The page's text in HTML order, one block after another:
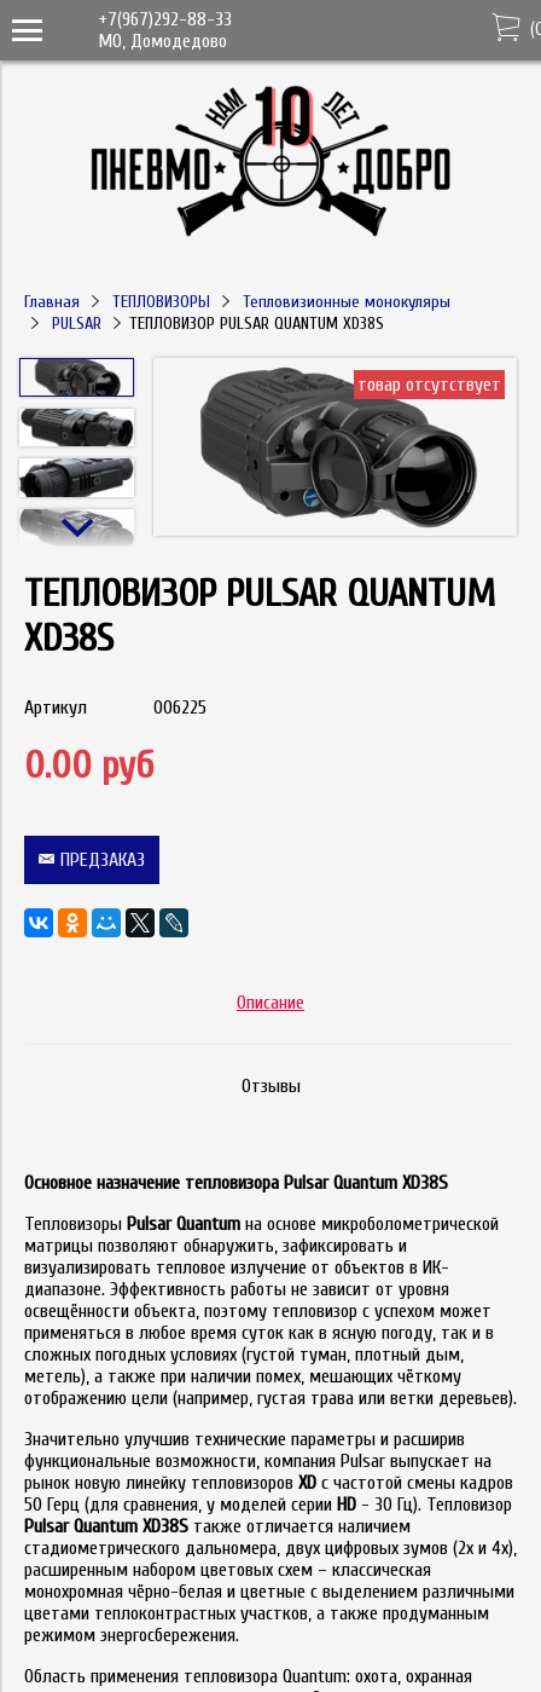
+7(967)292-88-33
МО, Домодедово
(
Главная ТЕПЛОВИЗОРЫ
Тепловизионные монокуляры
PULSAR
ТЕПЛОВИЗОР PULSAR QUANTUM XD38S
товар отсутствует
ТЕПЛОВИЗОР PULSAR QUANTUM
XD38S
Артикул 006225
0.00 руб
ПРЕДЗАКАЗ
Описание
Отзывы
Основное назначение тепловизора Pulsar Quantum XD38S
Тепловизоры Pulsar Quantum на основе микроболометрической
матрицы позволяют обнаружить, зафиксировать и
визуализировать тепловое излучение от объектов в ИК-
диапазоне. Эффективность работы не зависит от уровня
освещённости объекта, поэтому тепловизор с успехом может
применяться в любое время суток как в ясную погоду, так и в
сложных погодных условиях (густой туман, плотный дым,
метель), а также при наличии помех, мешающих чёткому
отображению цели (например, густая трава или ветки деревьев).
Значительно улучшив технические параметры и расширив
функциональные возможности, компания Pulsar выпускает на
рынок новую линейку тепловизоров XD с частотой смены кадров
50 Герц (для сравнения, у моделей серии HD - 30 Гц). Тепловизор
Pulsar Quantum XD38S также отличается наличием
стадиометрического дальномера, двух цифровых зумов (2х и 4х),
расширенным набором цветовых схем – классическая
монохромная чёрно-белая и цветные с выделением различными
цветами теплоконтрастных участков, а также продуманным
режимом энергосбережения.
Область применения тепловизора Quantum: охота, охранная